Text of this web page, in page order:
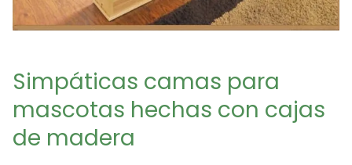
Simpáticas camas para
mascotas hechas con cajas
de madera